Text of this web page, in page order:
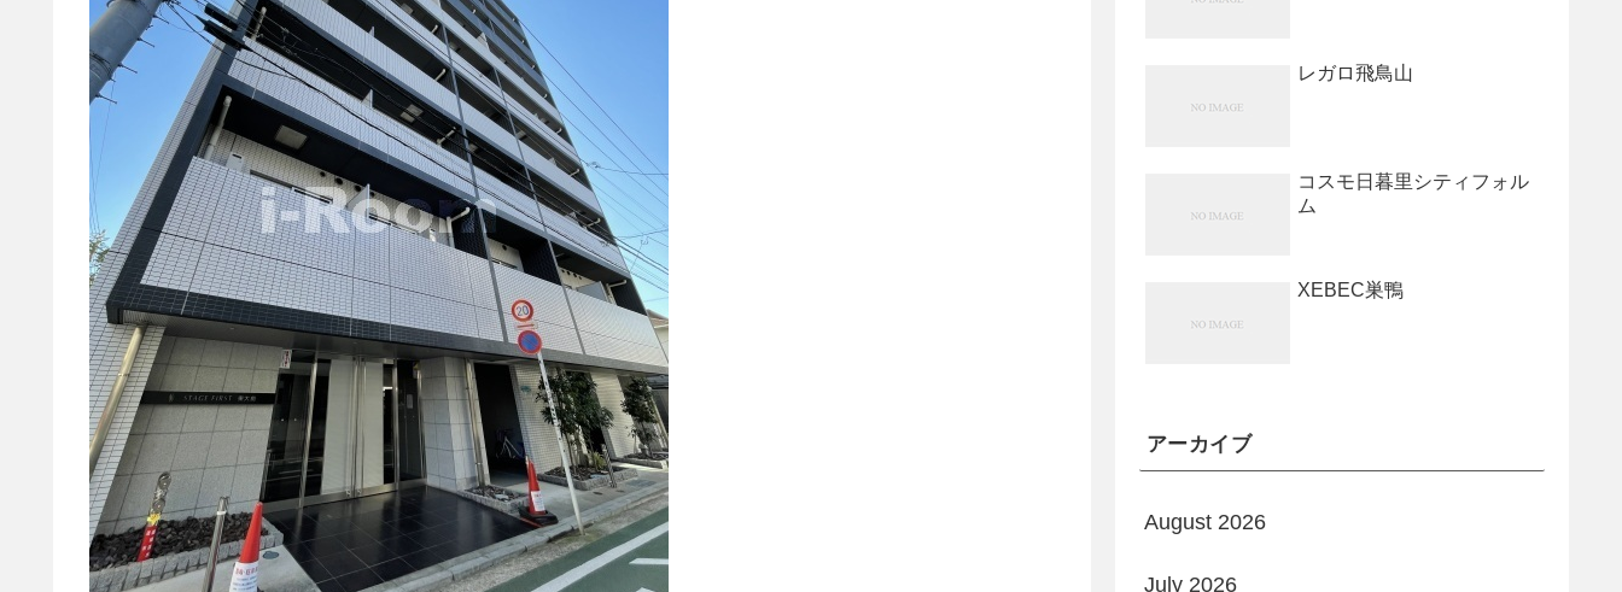
レガロ飛鳥山
コスモ日暮里シティフォル
ム
XEBEC巣鴨
アーカイブ
August 2026
July 2026